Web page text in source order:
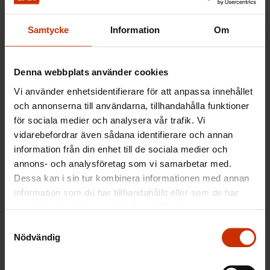
Samtycke Information Om
Denna webbplats använder cookies
Vi använder enhetsidentifierare för att anpassa innehållet
och annonserna till användarna, tillhandahålla funktioner
för sociala medier och analysera vår trafik. Vi
vidarebefordrar även sådana identifierare och annan
information från din enhet till de sociala medier och
annons- och analysföretag som vi samarbetar med.
Dessa kan i sin tur kombinera informationen med annan
information som du har tillhandahållit eller som de har
Nödvändig
andra årets löneökningar följer en blandlinje, säger
Karrasch.
Vid sidan av de normala förhandlingsfrågorna
måste parterna nu ta ställning till viktiga frågor som
gäller inrättandet av de nya välfärdsområdena. Så
här beskriver Kristian Karrasch den utmanande
situationen:
andra yrkesgrupper än social- och
hälsovårdspersonalen. Det finns också spänningar
och olika åsikter inom löntagarsidan, när det gäller